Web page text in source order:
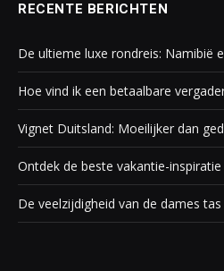
RECENTE BERICHTEN
De ultieme luxe rondreis: Namibië
Hoe vind ik een betaalbare
Vignet Duitsland: Moeilijker dan
Ontdek de beste vakantie-
De veelzijdigheid van de dames